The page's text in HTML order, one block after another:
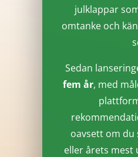
julklappar
omtanke och
Sedan
fem år, med
oavsett om
eller årets mest